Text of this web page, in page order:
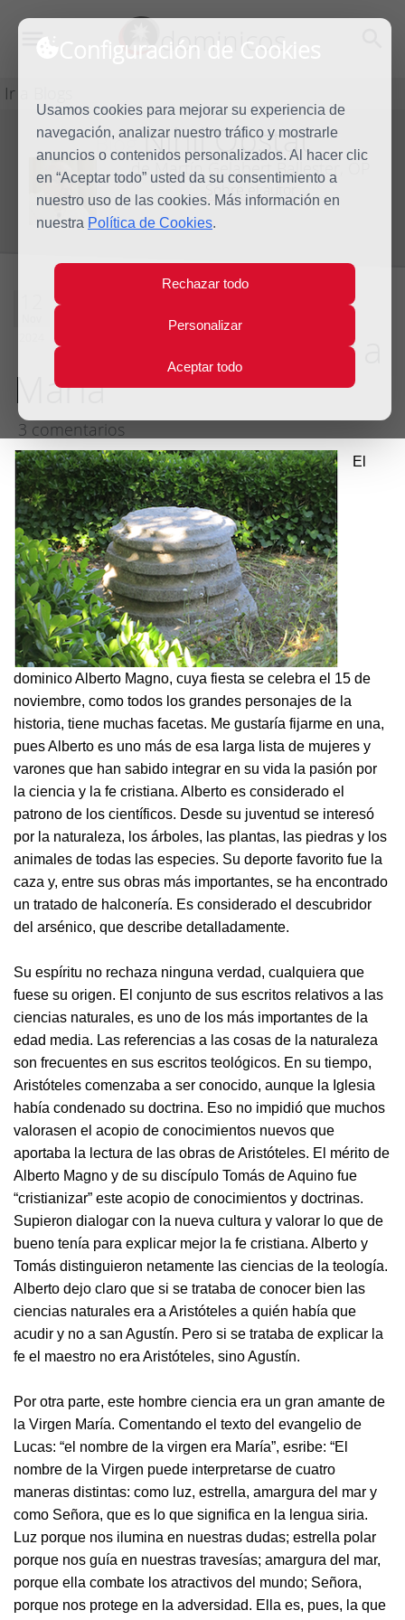
Configuración de Cookies
Usamos cookies para mejorar su experiencia de
navegación, analizar nuestro tráfico y mostrarle
anuncios o contenidos personalizados. Al hacer clic
en “Aceptar todo” usted da su consentimiento a
nuestro uso de las cookies. Más información en
nuestra Política de Cookies.
Rechazar todo
Personalizar
Aceptar todo
dominicos
Ir a Blogs
BlogNihil Obstat
de Martín Gelabert Ballester, OP
Sobre el autor
Alberto Magno,
amor a la ciencia y a
María
3 comentarios
El
dominico Alberto Magno, cuya fiesta se celebra el 15 de
noviembre, como todos los grandes personajes de la
historia, tiene muchas facetas. Me gustaría fijarme en una,
pues Alberto es uno más de esa larga lista de mujeres y
varones que han sabido integrar en su vida la pasión por
la ciencia y la fe cristiana. Alberto es considerado el
patrono de los científicos. Desde su juventud se interesó
por la naturaleza, los árboles, las plantas, las piedras y los
animales de todas las especies. Su deporte favorito fue la
caza y, entre sus obras más importantes, se ha encontrado
un tratado de halconería. Es considerado el descubridor
del arsénico, que describe detalladamente.
Su espíritu no rechaza ninguna verdad, cualquiera que
fuese su origen. El conjunto de sus escritos relativos a las
ciencias naturales, es uno de los más importantes de la
edad media. Las referencias a las cosas de la naturaleza
son frecuentes en sus escritos teológicos. En su tiempo,
Aristóteles comenzaba a ser conocido, aunque la Iglesia
había condenado su doctrina. Eso no impidió que muchos
valorasen el acopio de conocimientos nuevos que
aportaba la lectura de las obras de Aristóteles. El mérito de
Alberto Magno y de su discípulo Tomás de Aquino fue
“cristianizar” este acopio de conocimientos y doctrinas.
Supieron dialogar con la nueva cultura y valorar lo que de
bueno tenía para explicar mejor la fe cristiana. Alberto y
Tomás distinguieron netamente las ciencias de la teología.
Alberto dejo claro que si se trataba de conocer bien las
ciencias naturales era a Aristóteles a quién había que
acudir y no a san Agustín. Pero si se trataba de explicar la
fe el maestro no era Aristóteles, sino Agustín.
Por otra parte, este hombre ciencia era un gran amante de
la Virgen María. Comentando el texto del evangelio de
Lucas: “el nombre de la virgen era María”, esribe: “El
nombre de la Virgen puede interpretarse de cuatro
maneras distintas: como luz, estrella, amargura del mar y
como Señora, que es lo que significa en la lengua siria.
Luz porque nos ilumina en nuestras dudas; estrella polar
porque nos guía en nuestras travesías; amargura del mar,
porque ella combate los atractivos del mundo; Señora,
porque nos protege en la adversidad. Ella es, pues, la que